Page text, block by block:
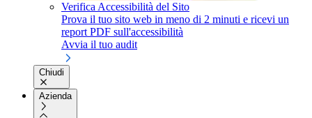
Verifica Accessibilità del Sito
Prova il tuo sito web in meno di 2 minuti e ricevi un
report PDF sull'accessibilità
Avvia il tuo audit
Chiudi
Azienda